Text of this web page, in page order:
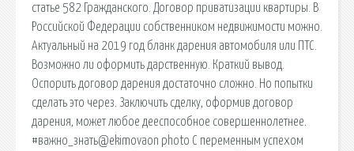
статье 582 Гражданского. Договор приватизации квартиры. В
Российской Федерации собственником недвижимости можно.
Актуальный на 2019 год бланк дарения автомобиля или ПТС.
Возможно ли оформить дарственную. Краткий вывод.
Оспорить договор дарения достаточно сложно. Но попытки
сделать это через. Заключить сделку, оформив договор
дарения, может любое дееспособное совершеннолетнее.
#важно_знать@ekimovaon photo С переменным успехом